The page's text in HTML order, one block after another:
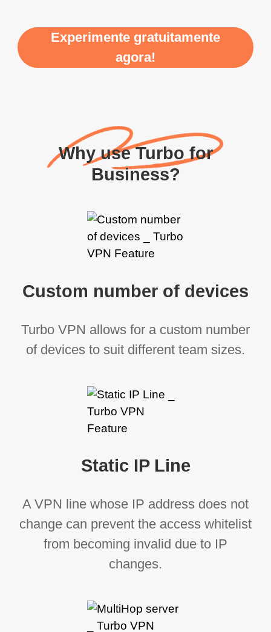
Experimente gratuitamente
agora!
Why use Turbo for
Business?
Custom number of devices
Turbo VPN allows for a custom number
of devices to suit different team sizes.
Static IP Line
A VPN line whose IP address does not
change can prevent the access whitelist
from becoming invalid due to IP
changes.